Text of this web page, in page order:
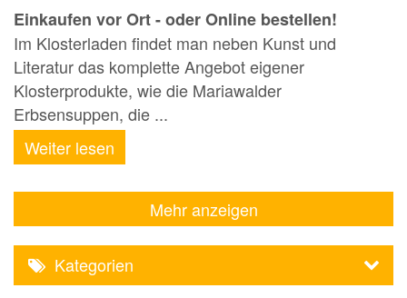
Einkaufen vor Ort - oder Online bestellen!
Im Klosterladen findet man neben Kunst und
Literatur das komplette Angebot eigener
Klosterprodukte, wie die Mariawalder
Erbsensuppen, die ...
Weiter lesen
Mehr anzeigen
Kategorien